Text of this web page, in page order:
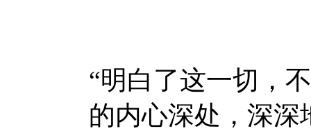
“明白了这一切，
的内心深处，深